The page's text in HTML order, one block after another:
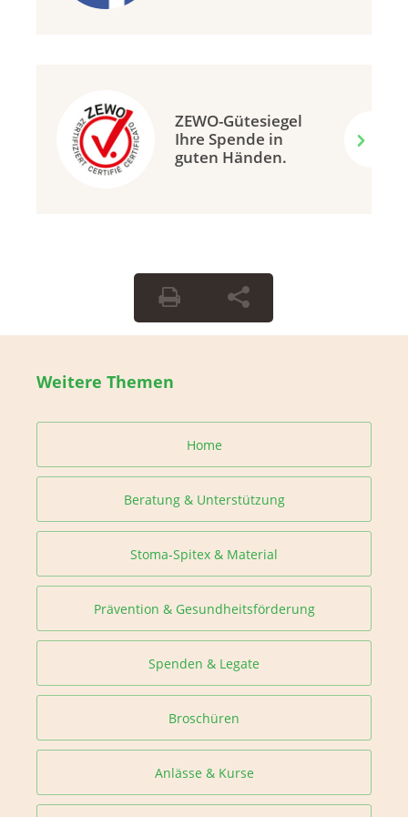
ZEWO-Gütesiegel
Ihre Spende in
guten Händen.
Weitere Themen
Home
Beratung & Unterstützung
Stoma-Spitex & Material
Prävention & Gesundheitsförderung
Spenden & Legate
Broschüren
Anlässe & Kurse